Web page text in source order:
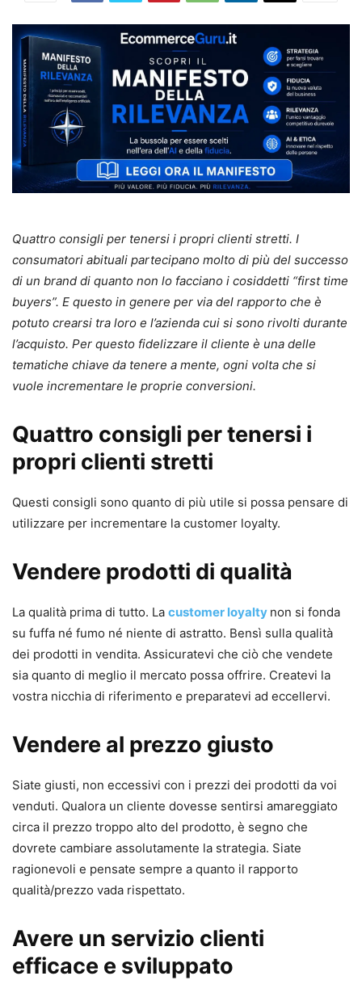
Quattro consigli per tenersi i propri clienti stretti. I
consumatori abituali partecipano molto di più del successo
di un brand di quanto non lo facciano i cosiddetti “first time
buyers”. E questo in genere per via del rapporto che è
potuto crearsi tra loro e l’azienda cui si sono rivolti durante
l’acquisto. Per questo fidelizzare il cliente è una delle
tematiche chiave da tenere a mente, ogni volta che si
vuole incrementare le proprie conversioni.
Quattro consigli per tenersi i
propri clienti stretti
Questi consigli sono quanto di più utile si possa pensare di
utilizzare per incrementare la customer loyalty.
Vendere prodotti di qualità
La qualità prima di tutto. La customer loyalty non si fonda
su fuffa né fumo né niente di astratto. Bensì sulla qualità
dei prodotti in vendita. Assicuratevi che ciò che vendete
sia quanto di meglio il mercato possa offrire. Createvi la
vostra nicchia di riferimento e preparatevi ad eccellervi.
Vendere al prezzo giusto
Siate giusti, non eccessivi con i prezzi dei prodotti da voi
venduti. Qualora un cliente dovesse sentirsi amareggiato
circa il prezzo troppo alto del prodotto, è segno che
dovrete cambiare assolutamente la strategia. Siate
ragionevoli e pensate sempre a quanto il rapporto
qualità/prezzo vada rispettato.
Avere un servizio clienti
efficace e sviluppato